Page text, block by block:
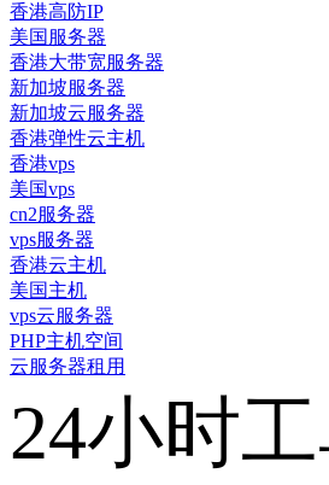
香港高防IP
美国服务器
香港大带宽服务器
新加坡服务器
新加坡云服务器
香港弹性云主机
香港vps
美国vps
cn2服务器
vps服务器
香港云主机
美国主机
vps云服务器
PHP主机空间
云服务器租用
24小时